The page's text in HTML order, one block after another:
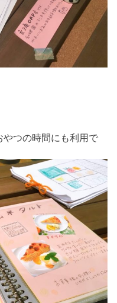
やつの時間にも利用で